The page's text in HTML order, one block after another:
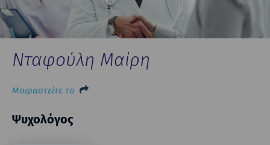
Νταφούλη Μαίρη
Μοιραστείτε το
Ψυχολόγος